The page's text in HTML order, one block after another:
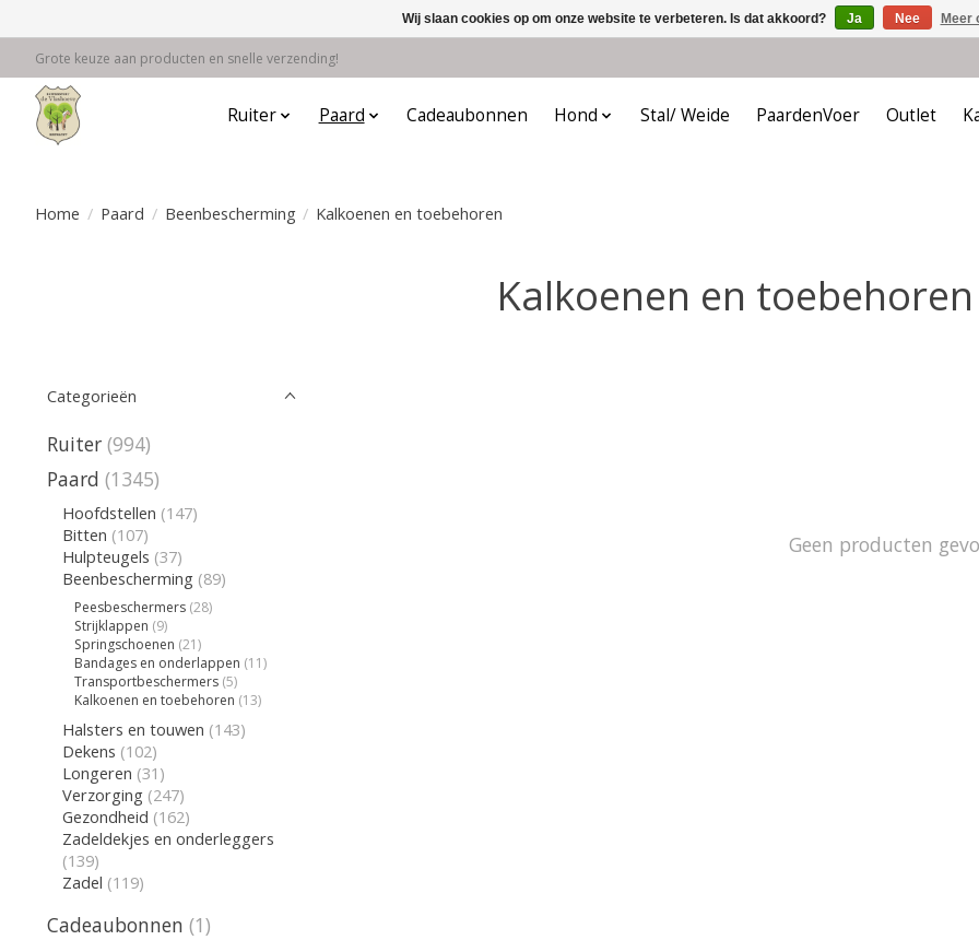
Grote keuze aan producten en snelle verzending!
Ruiter Paard Cadeaubonnen Hond Stal/ Weide PaardenVoer Outlet
Home / Paard / Beenbescherming / Kalkoenen en toebehoren
Kalkoenen en toebehoren
Categorieën
Ruiter (994)
Paard (1345)
Hoofdstellen (147)
Bitten (107)
Hulpteugels (37)
Beenbescherming (89)
Peesbeschermers (28)
Strijklappen (9)
Springschoenen (21)
Bandages en onderlappen (11)
Transportbeschermers (5)
Kalkoenen en toebehoren (13)
Halsters en touwen (143)
Dekens (102)
Longeren (31)
Verzorging (247)
Gezondheid (162)
Zadeldekjes en onderleggers
(139)
Zadel (119)
Cadeaubonnen (1)
Geen producten
Wij slaan cookies op om onze website te verbeteren. Is dat akkoord? Ja Nee Meer